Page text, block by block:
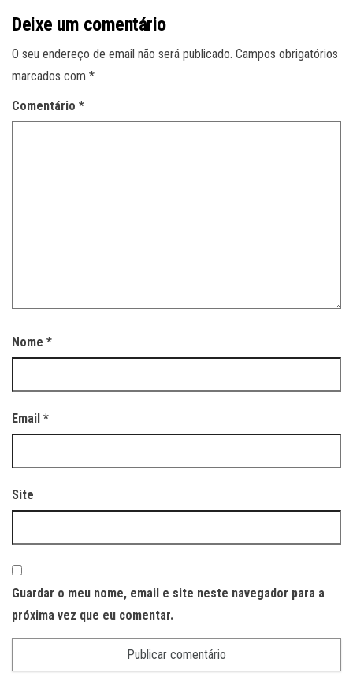
Deixe um comentário
O seu endereço de email não será publicado. Campos obrigatórios
marcados com *
Comentário *
Nome *
Email *
Site
Guardar o meu nome, email e site neste navegador para a
próxima vez que eu comentar.